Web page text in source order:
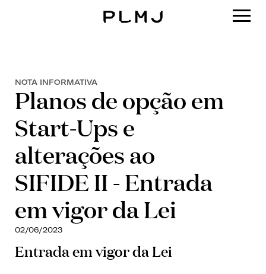
NOTA INFORMATIVA
Planos de opção em
Start-Ups e
alterações ao
SIFIDE II - Entrada
em vigor da Lei
02/06/2023
Entrada em vigor da Lei